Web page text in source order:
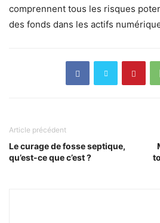
comprennent tous les risques
des fonds dans les actifs
Article précédent
Le curage de fosse septique,
qu’est-ce que c’est ?